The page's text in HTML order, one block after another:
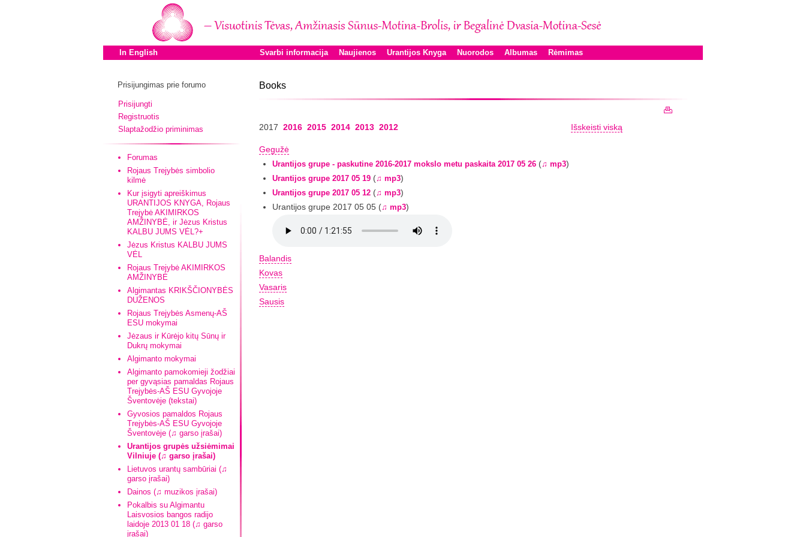
In English Svarbi informacija Naujienos Urantijos Knyga Nuorodos Albumas Rėmimas
Prisijungimas prie forumo
Prisijungti
Registruotis
Slaptažodžio priminimas
Forumas
Rojaus Trejybės simbolio
kilmė
Kur įsigyti apreiškimus
URANTIJOS KNYGA, Rojaus
Trejybė AKIMIRKOS
AMŽINYBĖ, ir Jėzus Kristus
KALBU JUMS VĖL?+
Jėzus Kristus KALBU JUMS
VĖL
Rojaus Trejybė AKIMIRKOS
AMŽINYBĖ
Algimantas KRIKŠČIONYBĖS
DUŽENOS
Rojaus Trejybės Asmenų-AŠ
ESU mokymai
Jėzaus ir Kūrėjo kitų Sūnų ir
Dukrų mokymai
Algimanto mokymai
Algimanto pamokomieji žodžiai
per gyvąsias pamaldas Rojaus
Trejybės-AŠ ESU Gyvojoje
Šventovėje (tekstai)
Gyvosios pamaldos Rojaus
Trejybės-AŠ ESU Gyvojoje
Šventovėje (♫ garso įrašai)
Urantijos grupės užsiėmimai
Vilniuje (♫ garso įrašai)
Lietuvos urantų sambūriai (♫
garso įrašai)
Dainos (♫ muzikos įrašai)
Pokalbis su Algimantu
Laisvosios bangos radijo
laidoje 2013 01 18 (♫ garso
įrašai)
Books
2017 2016 2015 2014 2013 2012 Išskeisti viską
Gegužė
Urantijos grupe - paskutine 2016-2017 mokslo metu paskaita 2017 05 26 (♫ mp3)
Urantijos grupe 2017 05 19 (♫ mp3)
Urantijos grupe 2017 05 12 (♫ mp3)
Urantijos grupe 2017 05 05 (♫ mp3)
Balandis
Kovas
Vasaris
Sausis